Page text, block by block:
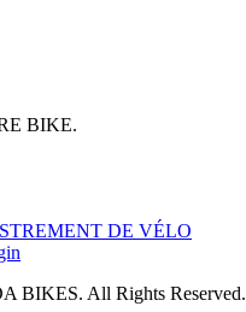
BIKE.
DE VÉLO
BIKES. All Rights Reserved.